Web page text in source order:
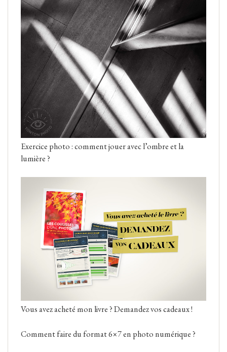
Exercice photo : comment jouer avec l’ombre et la
lumière ?
Vous avez acheté mon livre ? Demandez vos cadeaux !
Comment faire du format 6×7 en photo numérique ?